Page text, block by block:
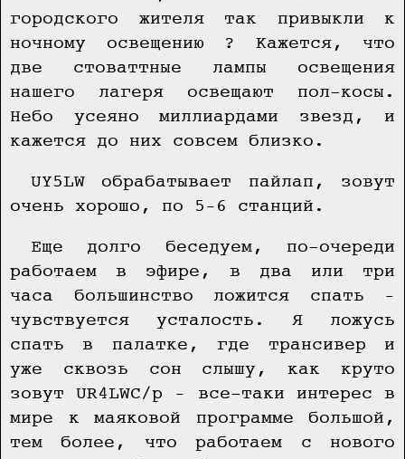
городского жителя так привыкли к
ночному освещению ? Кажется, что
две стоваттные лампы освещения
нашего лагеря освещают пол-косы.
Небо усеяно миллиардами звезд, и
кажется до них совсем близко.
UY5LW обрабатывает пайлап, зовут
очень хорошо, по 5–6 станций.
Еще долго беседуем, по-очереди
работаем в эфире, в два или три
часа большинство ложится спать –
чувствуется усталость. Я ложусь
спать в палатке, где трансивер и
уже сквозь сон слышу, как круто
зовут UR4LWC/p – все-таки интерес в
мире к маяковой программе большой,
тем более, что работаем с нового